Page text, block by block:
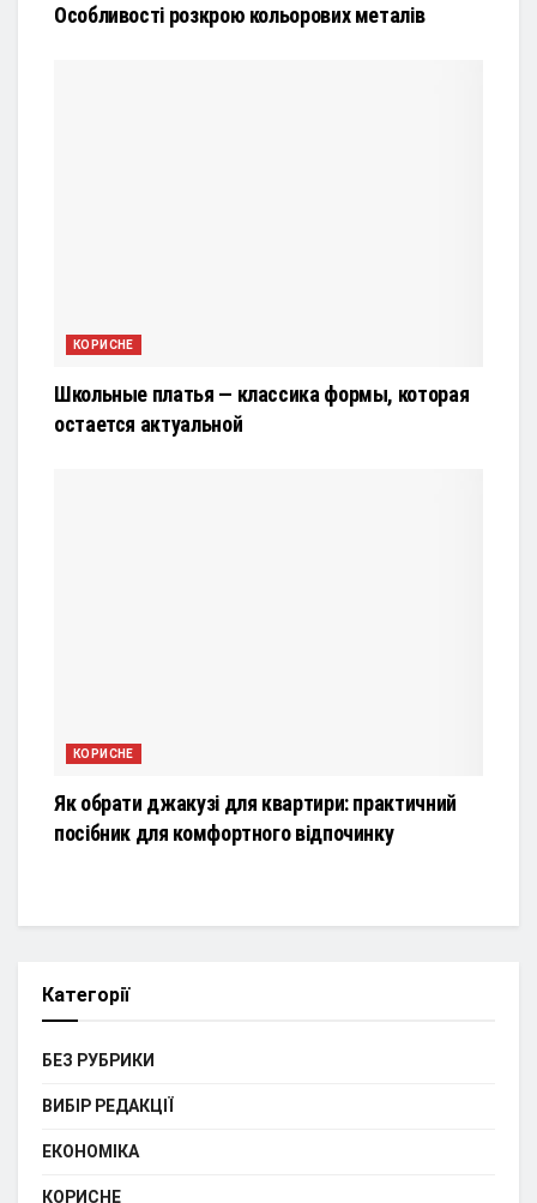
Особливості розкрою кольорових металів
КОРИСНЕ
Школьные платья — классика формы, которая
остается актуальной
КОРИСНЕ
Як обрати джакузі для квартири: практичний
посібник для комфортного відпочинку
Категорії
БЕЗ РУБРИКИ
ВИБІР РЕДАКЦІЇ
ЕКОНОМІКА
КОРИСНЕ